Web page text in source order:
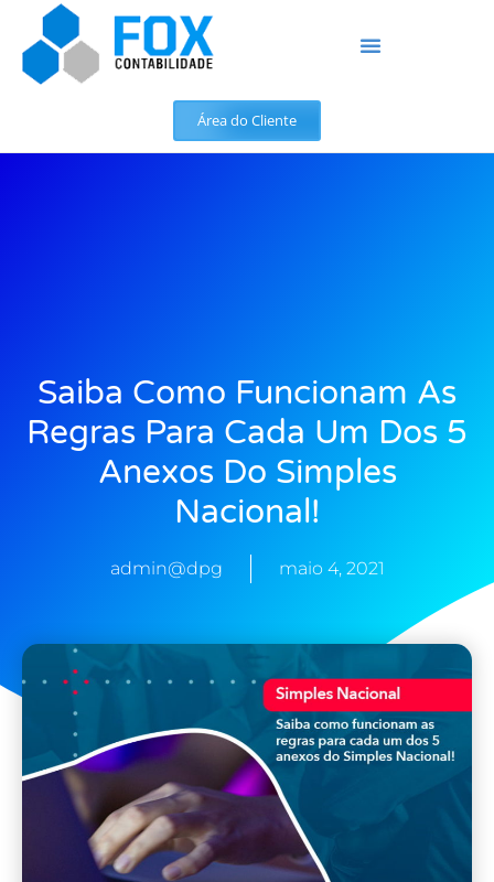
Área do Cliente
Saiba Como Funcionam As
Regras Para Cada Um Dos 5
Anexos Do Simples
Nacional!
admin@dpg maio 4, 2021